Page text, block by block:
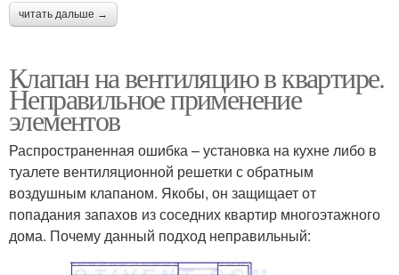
читать дальше →
Клапан на вентиляцию в квартире.
Неправильное применение
элементов
Распространенная ошибка – установка на кухне либо в
туалете вентиляционной решетки с обратным
воздушным клапаном. Якобы, он защищает от
попадания запахов из соседних квартир многоэтажного
дома. Почему данный подход неправильный: